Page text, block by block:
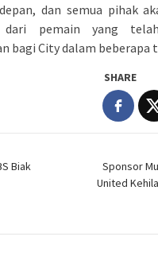
dan semua pihak
dari pemain yang
bagi City dalam beberapa
SHARE
Biak
Sponsor
United